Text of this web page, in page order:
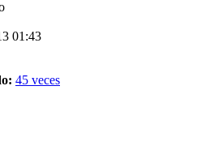
01:43
45 veces